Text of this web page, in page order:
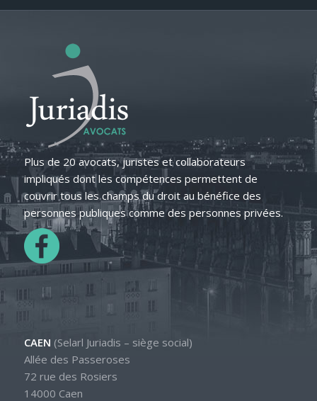
Plus de 20 avocats, juristes et collaborateurs
impliqués dont les compétences permettent de
couvrir tous les champs du droit au bénéfice des
personnes publiques comme des personnes privées.
CAEN (Selarl Juriadis – siège social)
Allée des Passeroses
72 rue des Rosiers
14000 Caen